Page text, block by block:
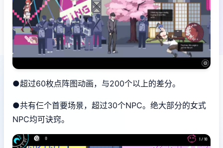
●超过60枚点阵图动画，与200个以上的差分。
●共有仨个首要场景，超过30个NPC。绝大部分的女式
NPC均可诀窍。